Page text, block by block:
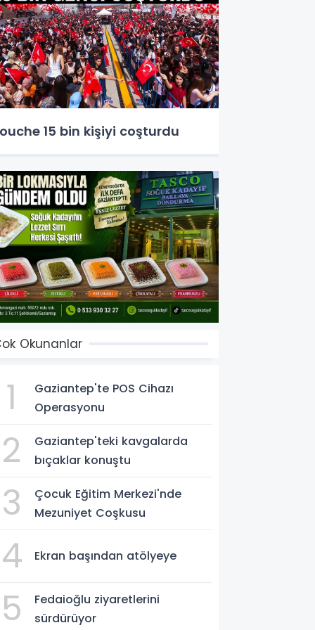
15 bin kişiyi coşturdu
Okunanlar
1
Gaziantep'te POS Cihazı
Operasyonu
2
Gaziantep'teki kavgalarda
bıçaklar konuştu
3
Çocuk Eğitim Merkezi'nde
Mezuniyet Coşkusu
4 Ekran başından atölyeye
5
Fedaioğlu ziyaretlerini
sürdürüyor